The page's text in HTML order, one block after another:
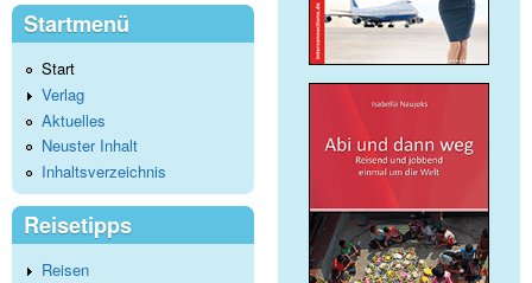
Startmenü
Start
Verlag
Aktuelles
Neuster Inhalt
Inhaltsverzeichnis
Reisetipps
Reisen